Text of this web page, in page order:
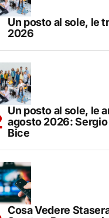
Un posto al sole, le
2026
Un posto al sole, le
agosto 2026:
Bice
Cosa Vedere